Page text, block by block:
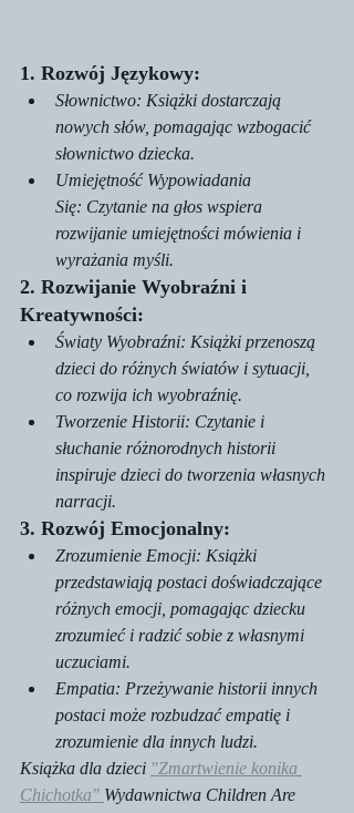
1. Rozwój Językowy:
Słownictwo: Książki dostarczają
nowych słów, pomagając wzbogacić
słownictwo dziecka.
Umiejętność Wypowiadania
Się: Czytanie na głos wspiera
rozwijanie umiejętności mówienia i
wyrażania myśli.
2. Rozwijanie Wyobraźni i
Kreatywności:
Światy Wyobraźni: Książki przenoszą
dzieci do różnych światów i sytuacji,
co rozwija ich wyobraźnię.
Tworzenie Historii: Czytanie i
słuchanie różnorodnych historii
inspiruje dzieci do tworzenia własnych
narracji.
3. Rozwój Emocjonalny:
Zrozumienie Emocji: Książki
przedstawiają postaci doświadczające
różnych emocji, pomagając dziecku
zrozumieć i radzić sobie z własnymi
uczuciami.
Empatia: Przeżywanie historii innych
postaci może rozbudzać empatię i
zrozumienie dla innych ludzi.
Książka dla dzieci "Zmartwienie konika
Chichotka" Wydawnictwa Children Are